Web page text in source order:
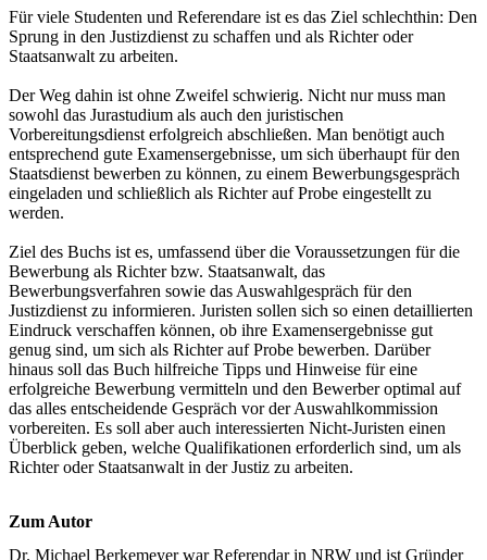
Für viele Studenten und Referendare ist es das Ziel schlechthin: Den
Sprung in den Justizdienst zu schaffen und als Richter oder
Staatsanwalt zu arbeiten.
Der Weg dahin ist ohne Zweifel schwierig. Nicht nur muss man
sowohl das Jurastudium als auch den juristischen
Vorbereitungsdienst erfolgreich abschließen. Man benötigt auch
entsprechend gute Examensergebnisse, um sich überhaupt für den
Staatsdienst bewerben zu können, zu einem Bewerbungsgespräch
eingeladen und schließlich als Richter auf Probe eingestellt zu
werden.
Ziel des Buchs ist es, umfassend über die Voraussetzungen für die
Bewerbung als Richter bzw. Staatsanwalt, das
Bewerbungsverfahren sowie das Auswahlgespräch für den
Justizdienst zu informieren. Juristen sollen sich so einen detaillierten
Eindruck verschaffen können, ob ihre Examensergebnisse gut
genug sind, um sich als Richter auf Probe bewerben. Darüber
hinaus soll das Buch hilfreiche Tipps und Hinweise für eine
erfolgreiche Bewerbung vermitteln und den Bewerber optimal auf
das alles entscheidende Gespräch vor der Auswahlkommission
vorbereiten. Es soll aber auch interessierten Nicht-Juristen einen
Überblick geben, welche Qualifikationen erforderlich sind, um als
Richter oder Staatsanwalt in der Justiz zu arbeiten.
Zum Autor
Dr. Michael Berkemeyer war Referendar in NRW und ist Gründer